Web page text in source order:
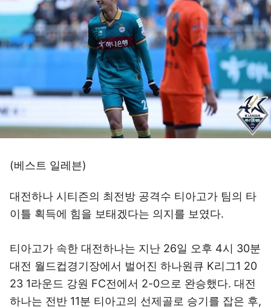
(베스트 일레븐)
대전하나 시티즌의 최전방 공격수 티아고가 팀의 타
이틀 획득에 힘을 보태겠다는 의지를 보였다.
티아고가 속한 대전하나는 지난 26일 오후 4시 30분
대전 월드컵경기장에서 벌어진 하나원큐 K리그1 20
23 1라운드 강원 FC전에서 2-0으로 완승했다. 대전
하나는 전반 11분 티아고의 선제골로 승기를 잡은 후,